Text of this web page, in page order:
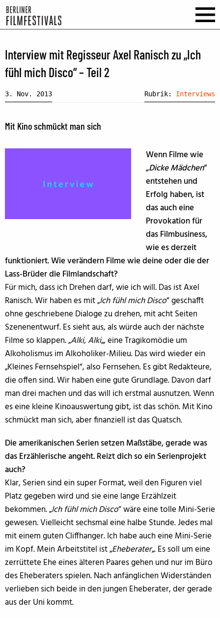
Interview mit Regisseur Axel Ranisch zu „Ich
fühl mich Disco“ – Teil 2
3. Nov. 2013 Rubrik: Interviews
Mit Kino schmückt man sich
Wenn Filme wie
„Dicke Mädchen“
entstehen und
Erfolg haben, ist
das auch eine
Provokation für
das Filmbusiness,
wie es derzeit
funktioniert. Wie verändern Filme wie deine oder die der
Lass-Brüder die Filmlandschaft?
Für mich, dass ich Drehen darf, wie ich will. Das ist Axel
Ranisch. Wir haben es mit „Ich fühl mich Disco“ geschafft
ohne geschriebene Dialoge zu drehen, mit acht Seiten
Szenenentwurf. Es sieht aus, als würde auch der nächste
Filme so klappen. „Alki, Alki„, eine Tragikomödie um
Alkoholismus im Alkoholiker-Milieu. Das wird wieder ein
„Kleines Fernsehspiel“, also Fernsehen. Es gibt Redakteure,
die offen sind. Wir haben eine gute Grundlage. Davon darf
man drei machen und das will ich erstmal ausnutzen. Wenn
es eine kleine Kinoauswertung gibt, ist das schön. Mit Kino
schmückt man sich, aber finanziell ist das Quatsch.
Die amerikanischen Serien setzen Maßstäbe, gerade was
das Erzählerische angeht. Reizt dich so ein Serienprojekt
auch?
Klar, Serien sind ein super Format, weil den Figuren viel
Platz gegeben wird und sie eine lange Erzählzeit
bekommen. „Ich fühl mich Disco“ wäre eine tolle Mini-Serie
gewesen. Vielleicht sechsmal eine halbe Stunde. Jedes mal
mit einem guten Cliffhanger. Ich habe auch eine Mini-Serie
im Kopf. Mein Arbeitstitel ist „Eheberater„. Es soll um eine
zerrüttete Ehe eines älteren Paares gehen und nur im Büro
des Eheberaters spielen. Nach anfänglichen Widerständen
verlieben sich beide in den jungen Eheberater, der gerade
aus der Uni kommt.